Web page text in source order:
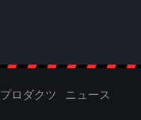
プロダクツ ニュース